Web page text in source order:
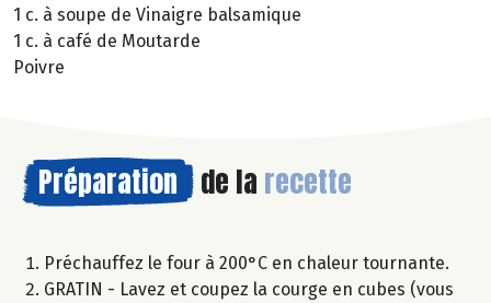
1 c. à soupe de Vinaigre balsamique
1 c. à café de Moutarde
Poivre
Préparation de la recette
Préchauffez le four à 200°C en chaleur tournante.
GRATIN - Lavez et coupez la courge en cubes (vous